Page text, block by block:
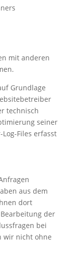
mit anderen
Grundlage
technisch
seiner
Files erfasst
aus dem
dort
der
bei
wir nicht ohne